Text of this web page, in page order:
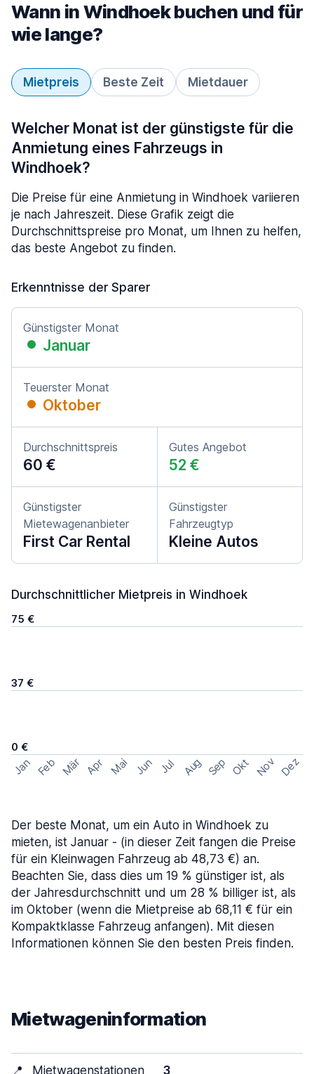
Wann in Windhoek buchen und für
wie lange?
Mietpreis Beste Zeit Mietdauer
Welcher Monat ist der günstigste für die
Anmietung eines Fahrzeugs in
Windhoek?
Die Preise für eine Anmietung in Windhoek variieren
je nach Jahreszeit. Diese Grafik zeigt die
Durchschnittspreise pro Monat, um Ihnen zu helfen,
das beste Angebot zu finden.
Erkenntnisse der Sparer
Günstigster Monat
Januar
Teuerster Monat
Oktober
Durchschnittspreis
60 €
Gutes Angebot
52 €
Günstigster
Mietewagenanbieter
First Car Rental
Günstigster
Fahrzeugtyp
Kleine Autos
Durchschnittlicher Mietpreis in Windhoek
75 €
37 €
0 €
Jan Feb Mär Apr Mai Jun Jul Aug Sep Okt Nov Dez
Der beste Monat, um ein Auto in Windhoek zu
mieten, ist Januar - (in dieser Zeit fangen die Preise
für ein Kleinwagen Fahrzeug ab 48,73 €) an.
Beachten Sie, dass dies um 19 % günstiger ist, als
der Jahresdurchschnitt und um 28 % billiger ist, als
im Oktober (wenn die Mietpreise ab 68,11 € für ein
Kompaktklasse Fahrzeug anfangen). Mit diesen
Informationen können Sie den besten Preis finden.
Mietwageninformation
📍 Mietwagenstationen 3